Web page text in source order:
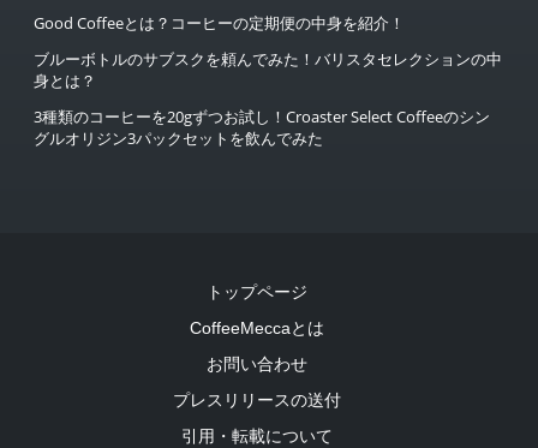
Good Coffeeとは？コーヒーの定期便の中身を紹介！
ブルーボトルのサブスクを頼んでみた！バリスタセレクションの中
身とは？
3種類のコーヒーを20gずつお試し！Croaster Select Coffeeのシン
グルオリジン3パックセットを飲んでみた
トップページ
CoffeeMeccaとは
お問い合わせ
プレスリリースの送付
引用・転載について